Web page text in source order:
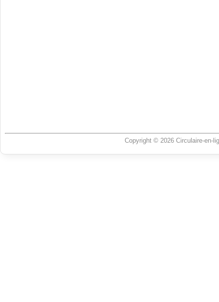
Copyright © 2026 Circulaire-en-